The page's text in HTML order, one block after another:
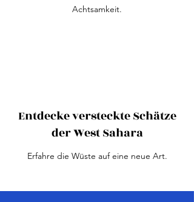
Achtsamkeit.
Entdecke versteckte Schätze
der West Sahara
Erfahre die Wüste auf eine neue Art.